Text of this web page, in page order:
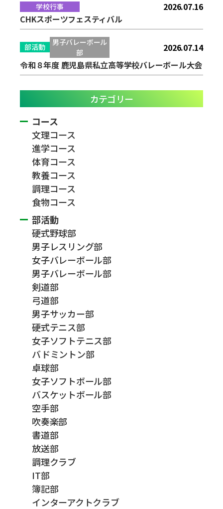
学校行事
2026.07.16
CHKスポーツフェスティバル
部活動
男子バレーボール
部
2026.07.14
令和８年度 鹿児島県私立高等学校バレーボール大会
カテゴリー
コース
文理コース
進学コース
体育コース
教養コース
調理コース
食物コース
部活動
硬式野球部
男子レスリング部
女子バレーボール部
男子バレーボール部
剣道部
弓道部
男子サッカー部
硬式テニス部
女子ソフトテニス部
バドミントン部
卓球部
女子ソフトボール部
バスケットボール部
空手部
吹奏楽部
書道部
放送部
調理クラブ
IT部
簿記部
インターアクトクラブ